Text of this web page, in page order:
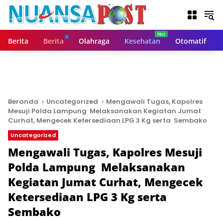
Berita Berita Olahraga Kesehatan Otomatif
Beranda Uncategorized
Mengawali Tugas, Kapolres
Mesuji Polda Lampung Melaksanakan Kegiatan Jumat
Curhat, Mengecek Ketersediaan LPG 3 Kg serta Sembako
Uncategorized
Mengawali Tugas, Kapolres Mesuji
Polda Lampung Melaksanakan
Kegiatan Jumat Curhat, Mengecek
Ketersediaan LPG 3 Kg serta
Sembako